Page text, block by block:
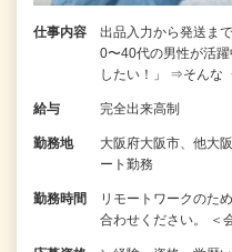
仕事内容
出品入力から発送ま
0〜40代の男性が活躍
したい！」 ⇒そんな
給与 完全出来高制
勤務地
大阪府大阪市、他大
ート勤務
勤務時間
リモートワークのた
合わせください。 ＜